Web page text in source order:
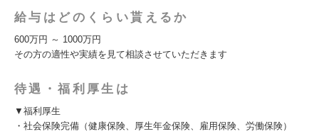
給与はどのくらい貰えるか
600万円 ～ 1000万円
その方の適性や実績を見て相談させていただきます
待遇・福利厚生は
▼福利厚生
・社会保険完備（健康保険、厚生年金保険、雇用保険、労働保険）